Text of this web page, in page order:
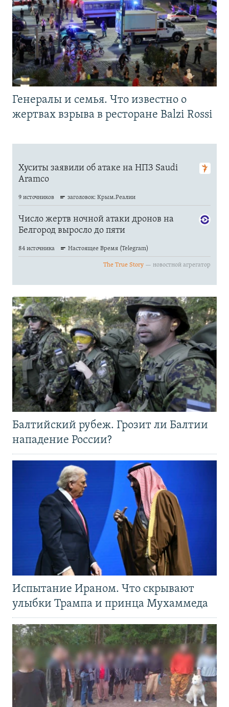
Генералы и семья. Что известно о
жертвах взрыва в ресторане Balzi Rossi
Балтийский рубеж. Грозит ли Балтии
нападение России?
Испытание Ираном. Что скрывают
улыбки Трампа и принца Мухаммеда